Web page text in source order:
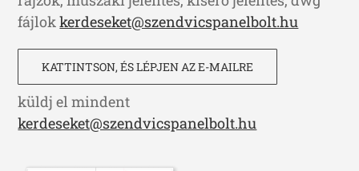
fájlokkerdeseket@szendvicspanelbolt.hu
KATTINTSON, ÉS LÉPJEN AZ E-MAILRE
küldj el mindent
kerdeseket@szendvicspanelbolt.hu